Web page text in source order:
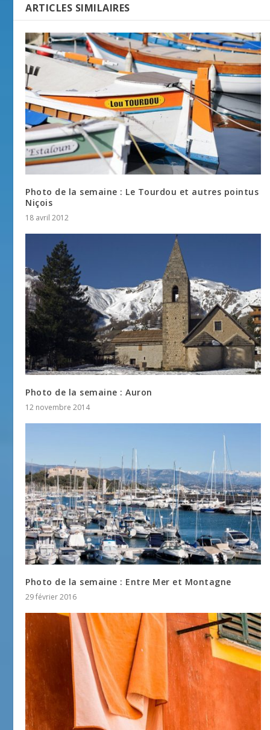
ARTICLES SIMILAIRES
Photo de la semaine : Le Tourdou et autres pointus
Niçois
18 avril 2012
Photo de la semaine : Auron
12 novembre 2014
Photo de la semaine : Entre Mer et Montagne
29 février 2016